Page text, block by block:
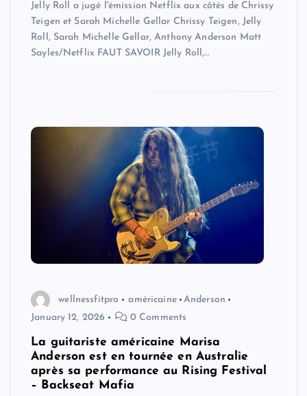
Jelly Roll a jugé l'émission Netflix aux côtés de Chrissy
Teigen et Sarah Michelle Gellar Chrissy Teigen, Jelly
Roll, Sarah Michelle Gellar, Anthony Anderson Matt
Sayles/Netflix FAUT SAVOIR Jelly Roll,…
wellnessfitpro américaine
Anderson
January 12, 2026
0 Comments
La guitariste américaine Marisa
Anderson est en tournée en Australie
après sa performance au Rising Festival
– Backseat Mafia